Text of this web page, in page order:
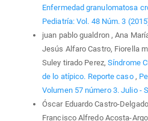
Enfermedad granulomatosa
Pediatría: Vol. 48 Núm. 3
juan pablo gualdron , Ana
Jesús Alfaro Castro, Fiorella
Suley tirado Perez, Síndrome
de lo atípico. Reporte caso ,
Volumen 57 número 3. Julio -
Óscar Eduardo Castro-
Francisco Alfredo Acosta-